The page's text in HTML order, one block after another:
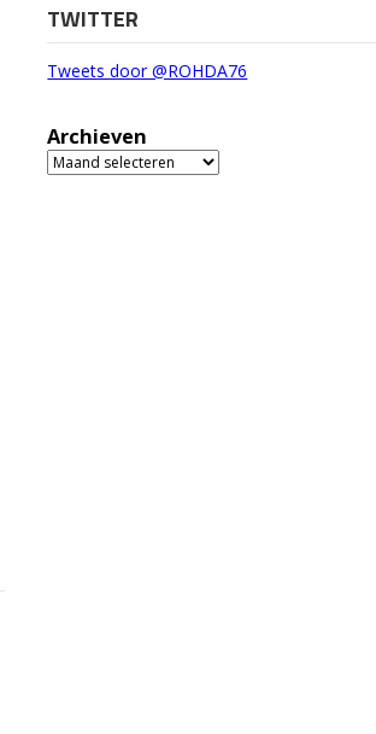
TWITTER
Tweets door @ROHDA76
Archieven
Archieven